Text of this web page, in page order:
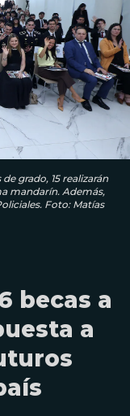
grado, 15 realizarán
mandarín. Además,
Foto: Matías
becas a
a